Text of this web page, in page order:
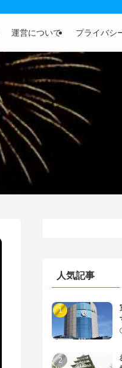
運営について プライバシ
人気記事